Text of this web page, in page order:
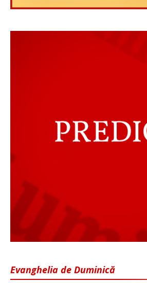
Evanghelia de Duminică